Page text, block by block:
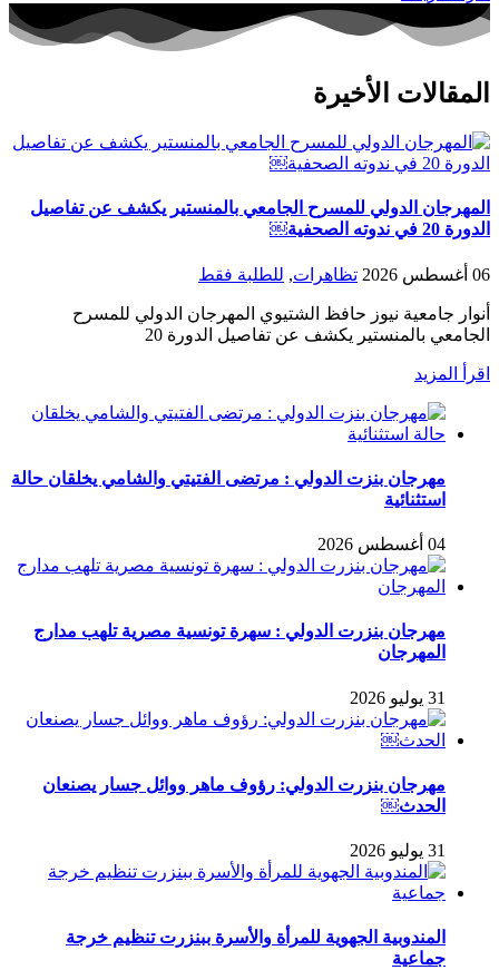
المقالات الأخيرة
المهرجان الدولي للمسرح الجامعي بالمنستير يكشف عن تفاصيل
الدورة 20 في ندوته الصحفية￼
06 أغسطس 2026 تظاهرات, للطلبة فقط
أنوار جامعية نيوز حافظ الشتيوي المهرجان الدولي للمسرح
الجامعي بالمنستير يكشف عن تفاصيل الدورة 20
اقرأ المزيد
مهرجان بنزت الدولي : مرتضى الفتيتي والشامي يخلقان حالة
استثنائية
04 أغسطس 2026
مهرجان بنزرت الدولي : سهرة تونسية مصرية تلهب مدارج
المهرجان
31 يوليو 2026
مهرجان بنزرت الدولي: رؤوف ماهر ووائل جسار يصنعان
الحدث￼
31 يوليو 2026
المندوبية الجهوية للمرأة والأسرة ببنزرت تنظيم خرجة
جماعية